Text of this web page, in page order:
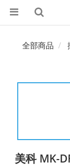
全部商品
美科 MK-